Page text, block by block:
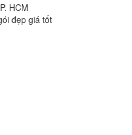
HCM
đẹp giá tốt